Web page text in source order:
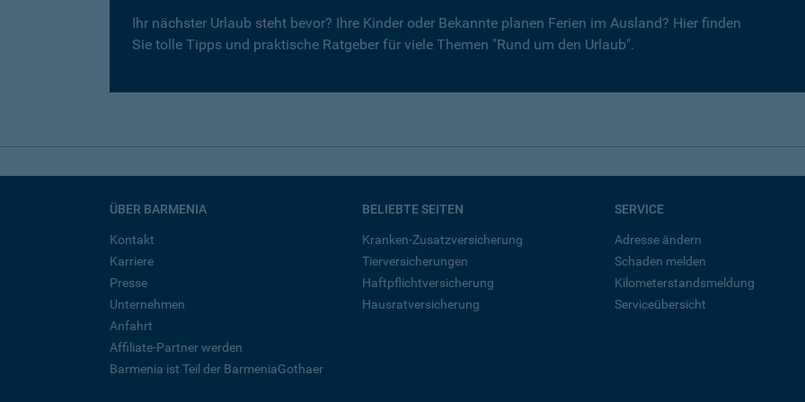
Ihr nächster Urlaub steht bevor? Ihre Kinder oder Bekannte planen Ferien im Ausland? Hier finden
Sie tolle Tipps und praktische Ratgeber für viele Themen "Rund um den Urlaub".
ÜBER BARMENIA
Kontakt
Karriere
Presse
Unternehmen
Anfahrt
Affiliate-Partner werden
Barmenia ist Teil der BarmeniaGothaer
BELIEBTE SEITEN
Kranken-Zusatzversicherung
Tierversicherungen
Haftpflichtversicherung
Hausratversicherung
SERVICE
Adresse ändern
Schaden melden
Kilometerstandsmeldung
Serviceübersicht